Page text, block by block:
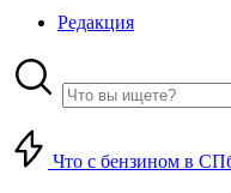
Редакция
Что с бензином в